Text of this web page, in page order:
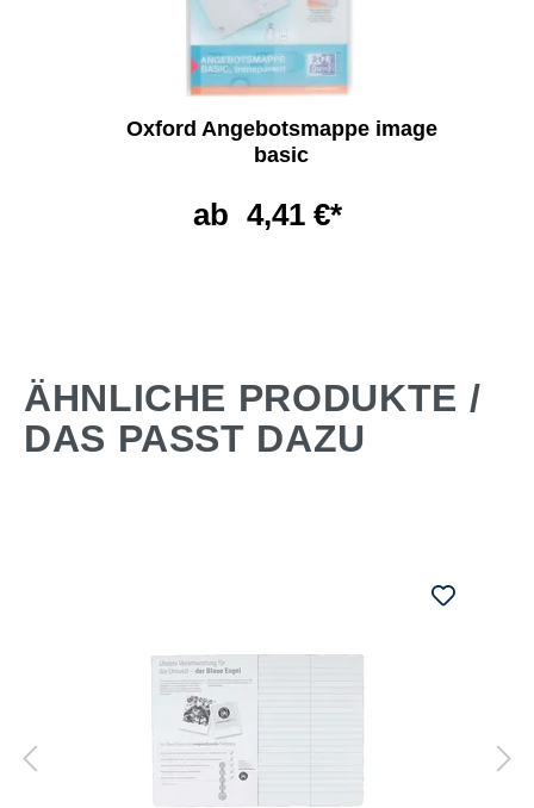
Oxford Angebotsmappe image
basic
ab 4,41 €*
ÄHNLICHE PRODUKTE /
DAS PASST DAZU